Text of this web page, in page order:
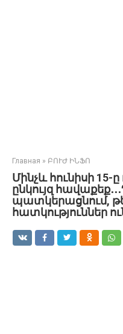
Главная » ԲՈՒԺ ԻՆՖՈ
Մինչև հունիսի
ընկույզ
պատկերացնում,
հատկություններ